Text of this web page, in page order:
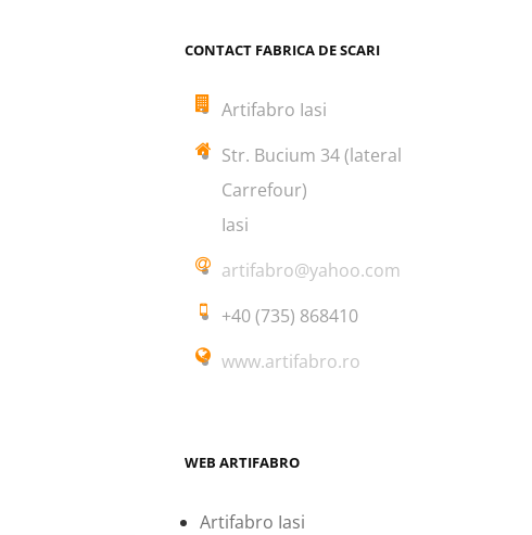
CONTACT FABRICA DE SCARI
Artifabro Iasi
Str. Bucium 34 (lateral
Carrefour)
Iasi
artifabro@yahoo.com
+40 (735) 868410
www.artifabro.ro
WEB ARTIFABRO
Artifabro Iasi